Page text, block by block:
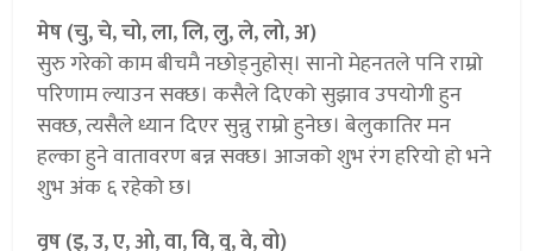
मेष (चु, चे, चो, ला, लि, लु, ले, लो, अ)
सुरु गरेको काम बीचमै नछोड्नुहोस्। सानो मेहनतले पनि राम्रो
परिणाम ल्याउन सक्छ। कसैले दिएको सुझाव उपयोगी हुन
सक्छ, त्यसैले ध्यान दिएर सुन्नु राम्रो हुनेछ। बेलुकातिर मन
हल्का हुने वातावरण बन्न सक्छ। आजको शुभ रंग हरियो हो भने
शुभ अंक ६ रहेको छ।
वृष (इ, उ, ए, ओ, वा, वि, वु, वे, वो)